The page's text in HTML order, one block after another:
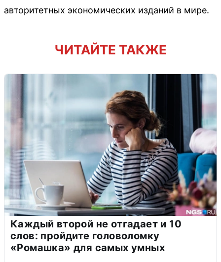
авторитетных экономических изданий в мире.
ЧИТАЙТЕ ТАКЖЕ
Каждый второй не отгадает и 10
слов: пройдите головоломку
«Ромашка» для самых умных